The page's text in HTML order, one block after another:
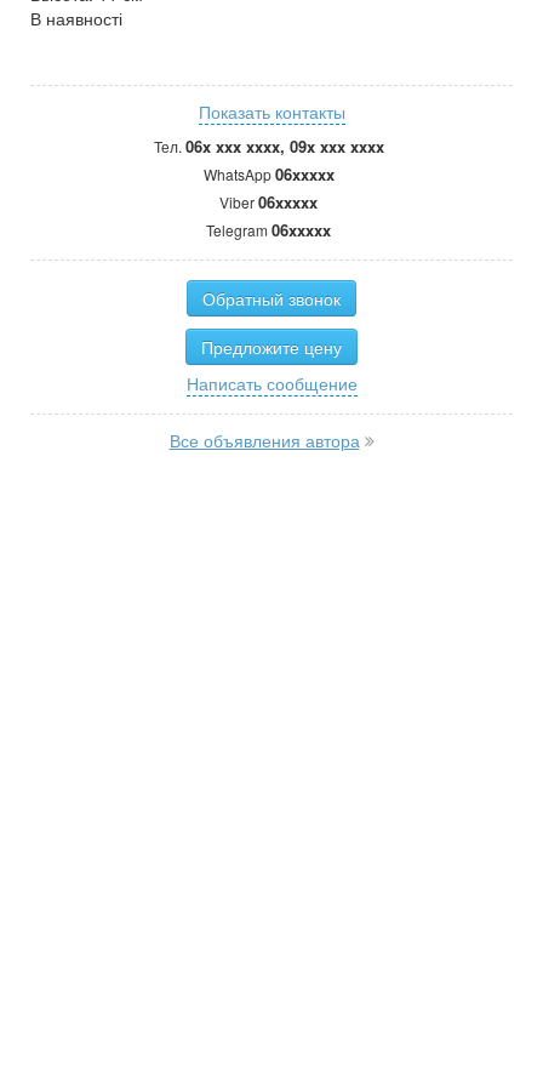
В наявності
Показать контакты
Тел. 06x xxx xxxx, 09x xxx xxxx
WhatsApp06xxxxx
Viber06xxxxx
Telegram 06xxxxx
Обратный звонок
Предложите цену
Написать сообщение
Все объявления автора